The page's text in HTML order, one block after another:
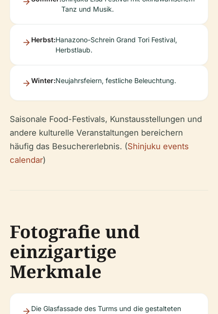
Tanz und Musik.
Herbst:Hanazono-Schrein Grand Tori Festival,
Herbstlaub.
Winter:Neujahrsfeiern, festliche Beleuchtung.
Saisonale Food-Festivals, Kunstausstellungen und
andere kulturelle Veranstaltungen bereichern
häufig das Besuchererlebnis. (Shinjuku events
calendar)
Fotografie und
einzigartige
Merkmale
Die Glasfassade des Turms und die gestalteten